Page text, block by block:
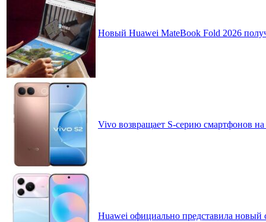
Новый Huawei MateBook Fold 2026
Vivo возвращает S-серию смартфонов
Huawei официально представила